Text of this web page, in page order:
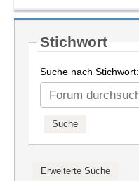
Stichwort
Suche nach Stichwort: